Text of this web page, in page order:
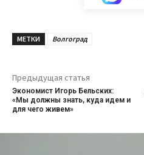
МЕТКИ Волгоград
Предыдущая статья
Экономист Игорь Бельских:
«Мы должны знать, куда идем и
для чего живем»